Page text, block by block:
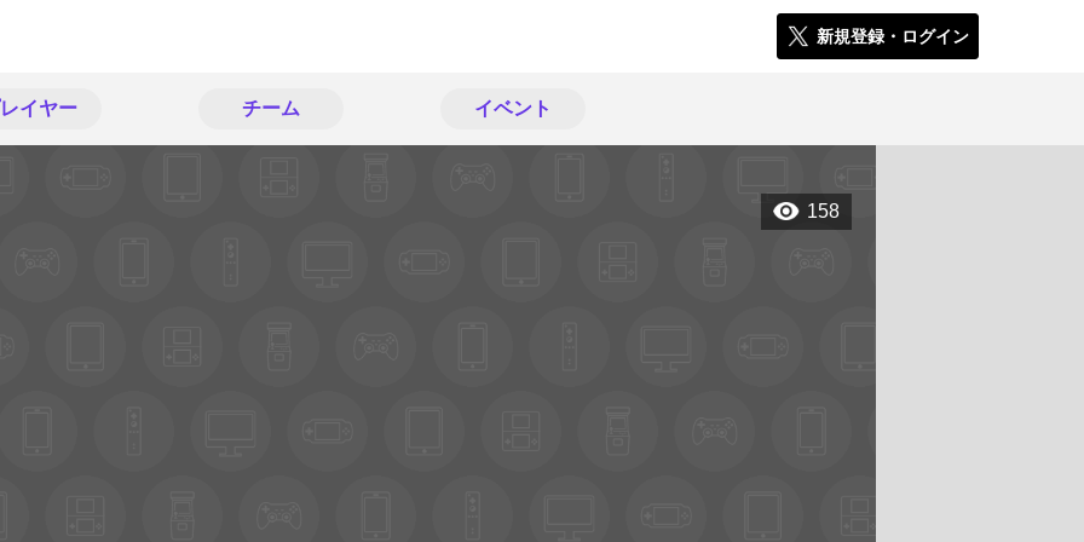
新規登録・ログイン
イヤー チーム イベント
158